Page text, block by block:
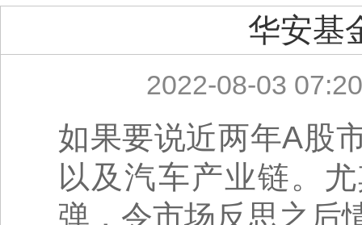
华安基
2022-08-03
如果要说近两年A股
以及汽车产业链。
弹，令市场反思之后